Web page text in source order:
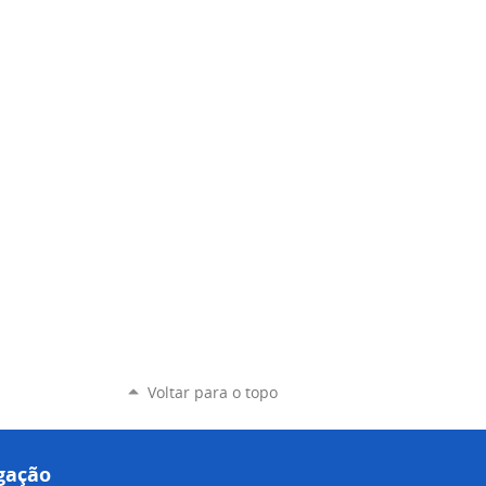
Voltar para o topo